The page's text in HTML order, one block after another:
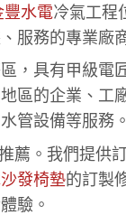
豐水電冷氣工程
服務的專業廠
，具有甲級電
區的企業、工
管設備等服務。
薦。我們提供
發椅墊的訂製
驗。